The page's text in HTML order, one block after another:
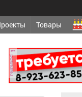
Товары
реклама